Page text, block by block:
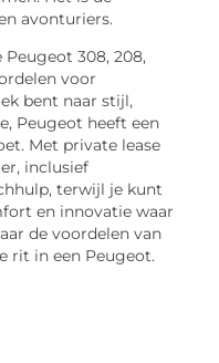
avonturiers.
Peugeot 308, 208,
voor
bent naar stijl,
Peugeot heeft een
Met private lease
inclusief
terwijl je kunt
en innovatie waar
de voordelen van
rit in een Peugeot.